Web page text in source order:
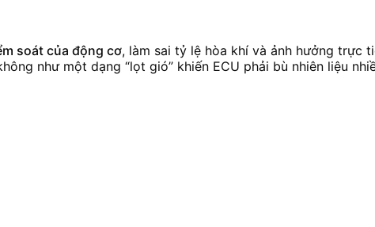
soát của động cơ, làm sai tỷ lệ hòa khí và ảnh hưởng trực
như một dạng “lọt gió” khiến ECU phải bù nhiên liệu